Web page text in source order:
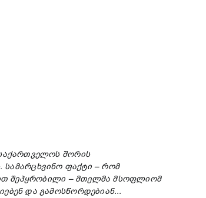
შორის
. სამარცხვინო ფაქტი– რომ
შეპყრობილი – მთელმა მსოფლიომ
და გამოსწორდებიან...